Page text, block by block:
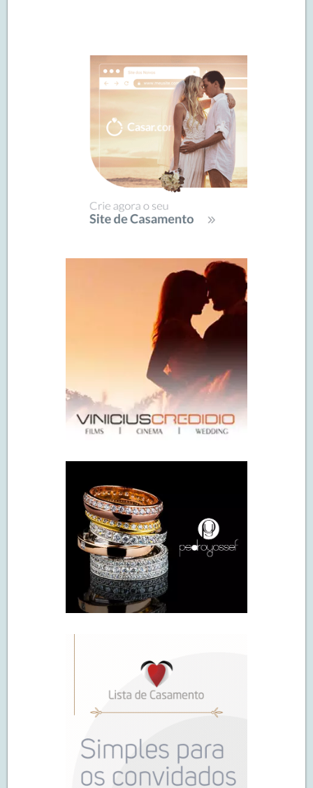
SIDEBAR